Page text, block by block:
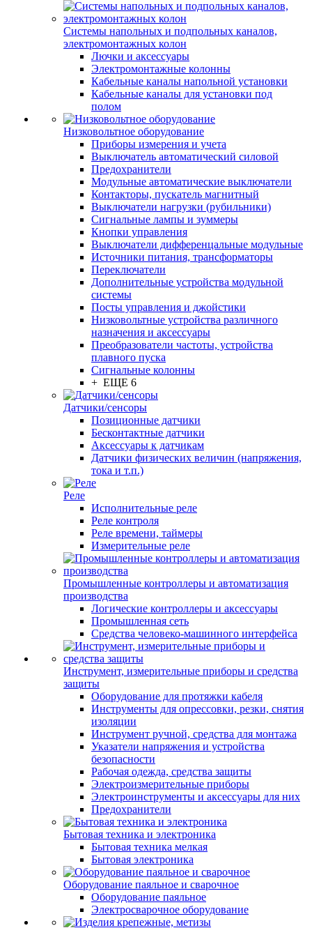
Системы напольных и подпольных каналов,
электромонтажных колон
Лючки и аксессуары
Электромонтажные колонны
Кабельные каналы напольной установки
Кабельные каналы для установки под
полом
Низковольтное оборудование
Приборы измерения и учета
Выключатель автоматический силовой
Предохранители
Модульные автоматические выключатели
Контакторы, пускатель магнитный
Выключатели нагрузки (рубильники)
Сигнальные лампы и зуммеры
Кнопки управления
Выключатели дифференцальные модульные
Источники питания, трансформаторы
Переключатели
Дополнительные устройства модульной
системы
Посты управления и джойстики
Низковольтные устройства различного
назначения и аксессуары
Преобразователи частоты, устройства
плавного пуска
Сигнальные колонны
+ ЕЩЕ 6
Датчики/сенсоры
Позиционные датчики
Бесконтактные датчики
Аксессуары к датчикам
Датчики физических величин (напряжения,
тока и т.п.)
Реле
Исполнительные реле
Реле контроля
Реле времени, таймеры
Измерительные реле
Промышленные контроллеры и автоматизация
производства
Логические контроллеры и аксессуары
Промышленная сеть
Средства человеко-машинного интерфейса
Инструмент, измерительные приборы и средства
защиты
Оборудование для протяжки кабеля
Инструменты для опрессовки, резки, снятия
изоляции
Инструмент ручной, средства для монтажа
Указатели напряжения и устройства
безопасности
Рабочая одежда, средства защиты
Электроизмерительные приборы
Электроинструменты и аксессуары для них
Предохранители
Бытовая техника и электроника
Бытовая техника мелкая
Бытовая электроника
Оборудование паяльное и сварочное
Оборудование паяльное
Электросварочное оборудование